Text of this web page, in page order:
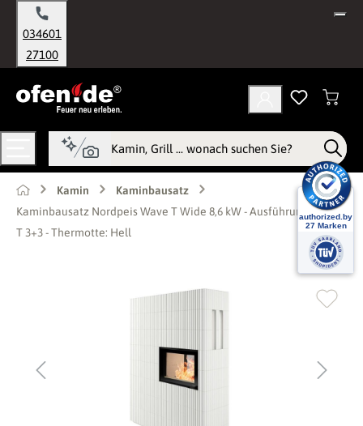
springen
034601
27100
Kamin
Kaminbausatz
Kaminbausatz Nordpeis Wave T Wide 8,6 kW - Ausführung: Wave
T 3+3 - Thermotte: Hell